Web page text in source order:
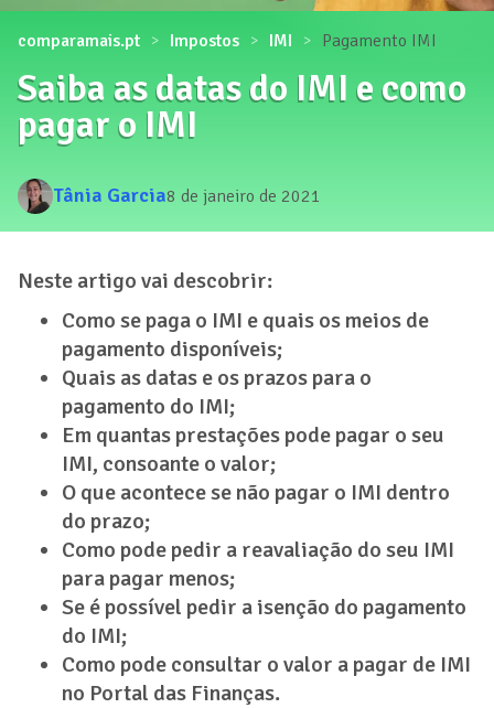
comparamais.pt Impostos IMI Pagamento IMI
Saiba as datas do IMI e como
pagar o IMI
Tânia Garcia8 de janeiro de 2021
Neste artigo vai descobrir:
Como se paga o IMI e quais os meios de
pagamento disponíveis;
Quais as datas e os prazos para o
pagamento do IMI;
Em quantas prestações pode pagar o seu
IMI, consoante o valor;
O que acontece se não pagar o IMI dentro
do prazo;
Como pode pedir a reavaliação do seu IMI
para pagar menos;
Se é possível pedir a isenção do pagamento
do IMI;
Como pode consultar o valor a pagar de IMI
no Portal das Finanças.